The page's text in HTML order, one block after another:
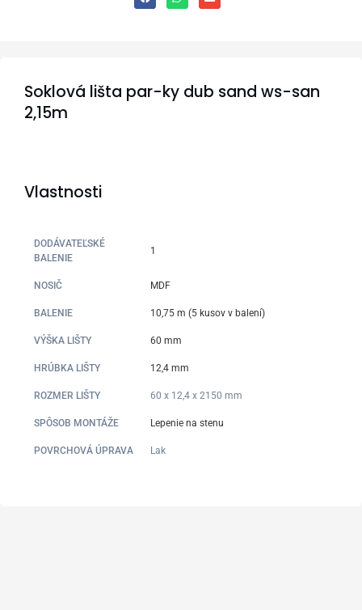
Soklová lišta par-ky dub sand ws-san
2,15m
Vlastnosti
DODÁVATEĽSKÉ
BALENIE
1
NOSIČ MDF
BALENIE 10,75 m (5 kusov v balení)
VÝŠKA LIŠTY 60 mm
HRÚBKA LIŠTY 12,4 mm
ROZMER LIŠTY 60 x 12,4 x 2150 mm
SPÔSOB MONTÁŽE Lepenie na stenu
POVRCHOVÁ ÚPRAVA Lak